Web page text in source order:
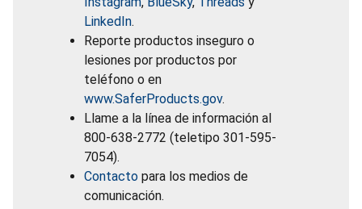
LinkedIn.
Reporte productos inseguro o
lesiones por productos por
teléfono o en
www.SaferProducts.gov.
Llame a la línea de información al
800-638-2772 (teletipo 301-595-
7054).
Contacto para los medios de
comunicación.